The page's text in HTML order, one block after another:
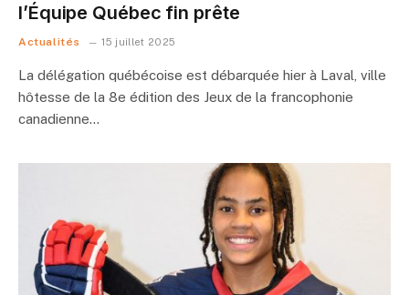
l’Équipe Québec fin prête
Actualités 15 juillet 2025
La délégation québécoise est débarquée hier à Laval, ville
hôtesse de la 8e édition des Jeux de la francophonie
canadienne…